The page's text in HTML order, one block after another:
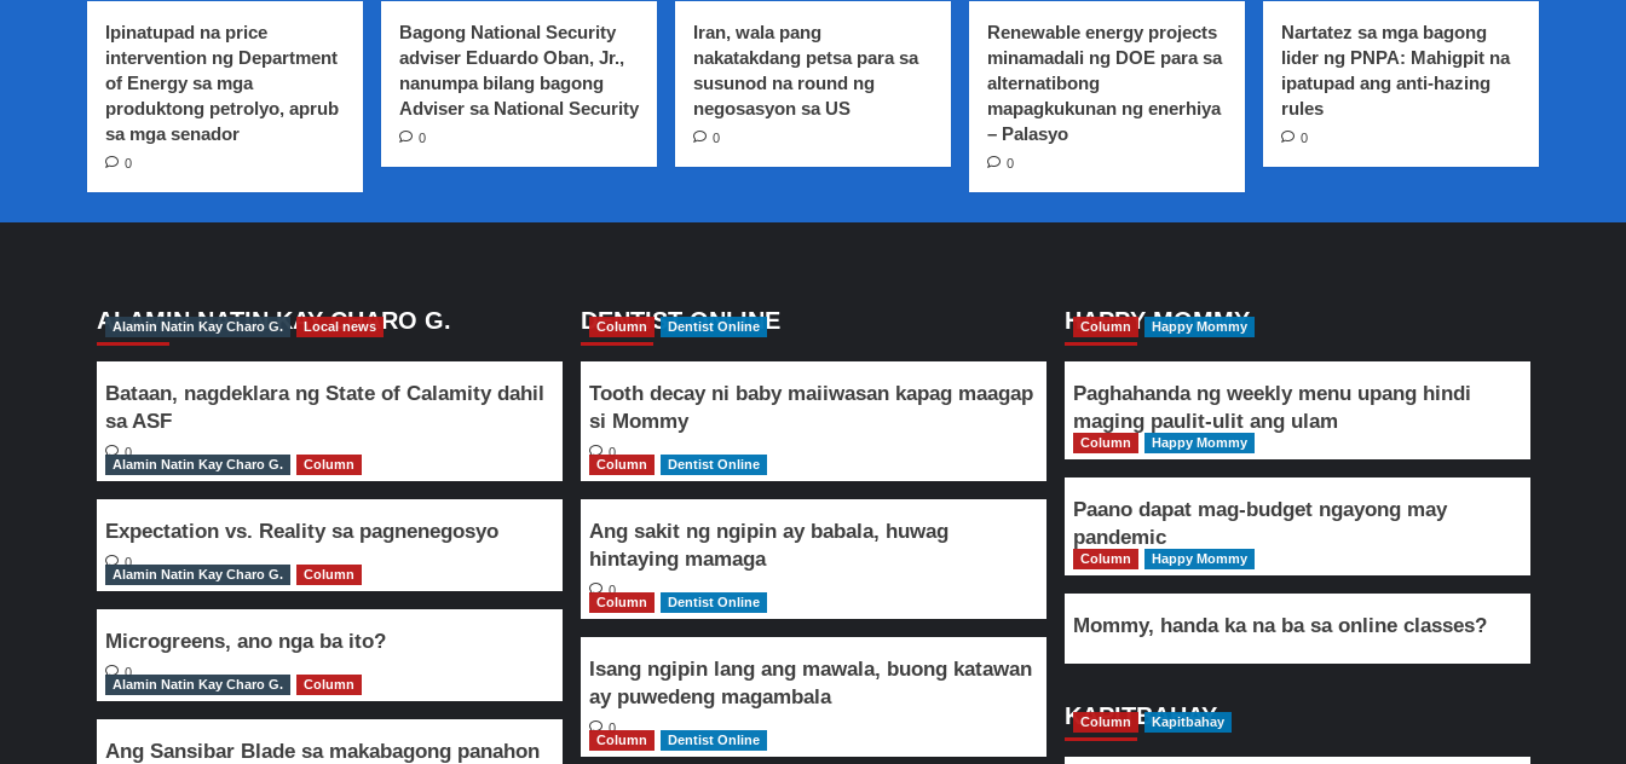
nagpasalamat
sa
mga
residente
dahil
mapigil
ng
NPA
Ipinatupad na price
intervention ng Department
of Energy sa mga
produktong petrolyo, aprub
sa mga senador
0
Bagong National Security
adviser Eduardo Oban, Jr.,
nanumpa bilang bagong
Adviser sa National Security
0
Iran, wala pang
nakatakdang petsa para sa
susunod na round ng
negosasyon sa US
0
Renewable energy projects
minamadali ng DOE para sa
alternatibong
mapagkukunan ng enerhiya
– Palasyo
0
Nartatez sa mga bagong
lider ng PNPA: Mahigpit na
ipatupad ang anti-hazing
rules
0
ALAMIN NATIN KAY CHARO G.
Alamin Natin Kay Charo G. Local news
Bataan, nagdeklara ng State of Calamity dahil
sa ASF
0
Alamin Natin Kay Charo G.
Column
Expectation vs. Reality sa pagnenegosyo
0
Alamin Natin Kay Charo G.
Column
Microgreens, ano nga ba ito?
0
Alamin Natin Kay Charo G.
Column
Ang Sansibar Blade sa makabagong panahon
DENTIST ONLINE
Column Dentist Online
Tooth decay ni baby maiiwasan kapag maagap
si Mommy
0
Column
Dentist Online
Ang sakit ng ngipin ay babala, huwag
hintaying mamaga
0
Column
Dentist Online
Isang ngipin lang ang mawala, buong katawan
ay puwedeng magambala
0
Column
Dentist Online
HAPPY MOMMY
Column Happy Mommy
Paghahanda ng weekly menu upang hindi
maging paulit-ulit ang ulam
Column Happy Mommy
Paano dapat mag-budget ngayong may
pandemic
Column Happy Mommy
Mommy, handa ka na ba sa online classes?
KAPITBAHAY
Column Kapitbahay